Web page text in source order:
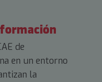
de
en un entorno
la